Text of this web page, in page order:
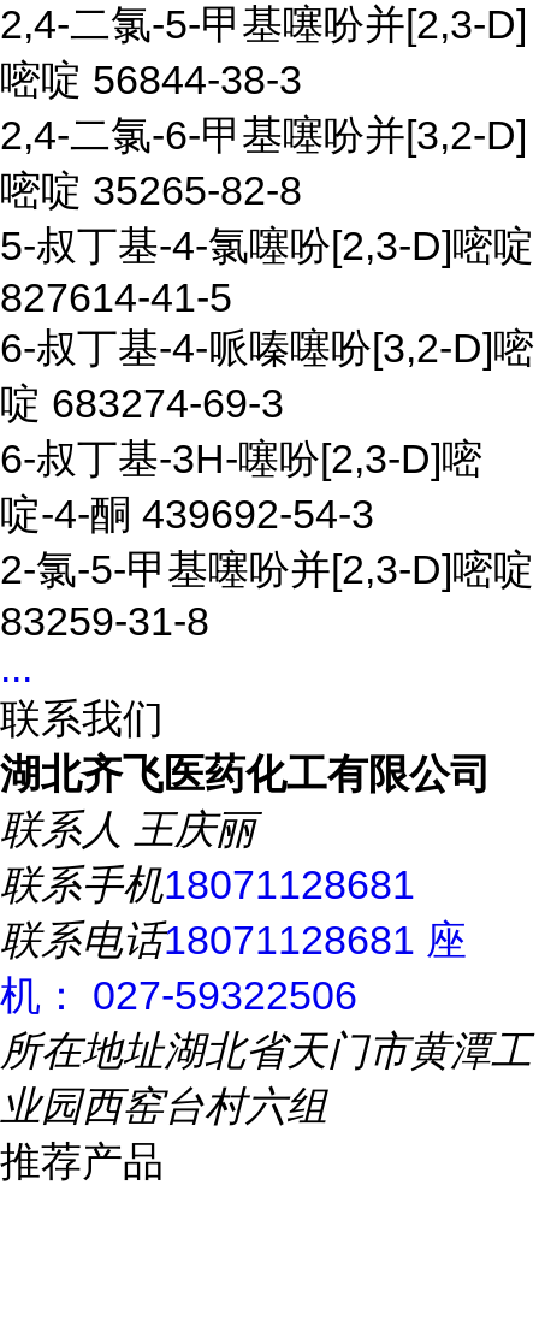
2,4-二氯-5-甲基噻吩并[2,3-D]
嘧啶 56844-38-3
2,4-二氯-6-甲基噻吩并[3,2-D]
嘧啶 35265-82-8
5-叔丁基-4-氯噻吩[2,3-D]嘧啶
827614-41-5
6-叔丁基-4-哌嗪噻吩[3,2-D]嘧
啶 683274-69-3
6-叔丁基-3H-噻吩[2,3-D]嘧
啶-4-酮 439692-54-3
2-氯-5-甲基噻吩并[2,3-D]嘧啶
83259-31-8
...
联系我们
湖北齐飞医药化工有限公司
联系人 王庆丽
联系手机18071128681
联系电话18071128681 座
机： 027-59322506
所在地址湖北省天门市黄潭工
业园西窑台村六组
推荐产品